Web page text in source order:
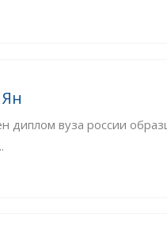
Ян
диплом вуза россии